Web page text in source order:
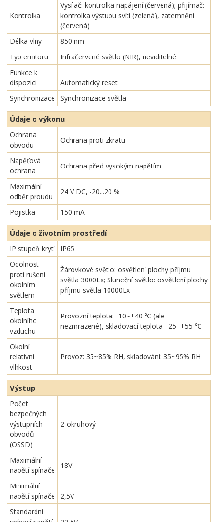
Kontrolka
Vysílač: kontrolka napájení (červená); přijímač:
kontrolka výstupu svítí (zelená), zatemnění
(červená)
Délka vlny
850 nm
Typ emitoru
Infračervené světlo (NIR), neviditelné
Funkce k
dispozici
Automatický reset
Synchronizace
Synchronizace světla
Údaje o výkonu
Ochrana
obvodu
Ochrana proti zkratu
Napěťová
ochrana
Ochrana před vysokým napětím
Maximální
odběr proudu
24 V DC, -20...20 %
Pojistka 150 mA
Údaje o životním prostředí
IP stupeň krytí
IP65
Odolnost
proti rušení
okolním
světlem
Žárovkové světlo: osvětlení plochy příjmu
světla 3000Lx; Sluneční světlo: osvětlení plochy
příjmu světla 10000Lx
Teplota
okolního
vzduchu
Provozní teplota: -10~+40 ℃ (ale
nezmrazené), skladovací teplota: -25 -+55 ℃
Okolní
relativní
vlhkost
Provoz: 35~85% RH, skladování: 35~95% RH
Výstup
Počet
bezpečných
výstupních
obvodů
(OSSD)
2-okruhový
Maximální
napětí spínače
18V
Minimální
napětí spínače
2,5V
Standardní